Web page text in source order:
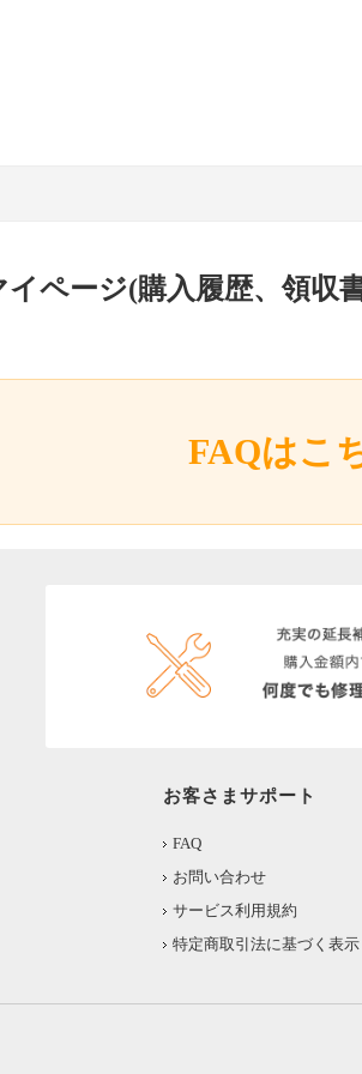
イページ(購入履歴、領収
FAQはこ
お客さまサポート
FAQ
お問い合わせ
サービス利用規約
特定商取引法に基づく表示